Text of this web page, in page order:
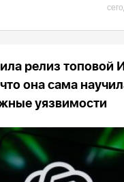
релиз топовой
она сама
уязвимости